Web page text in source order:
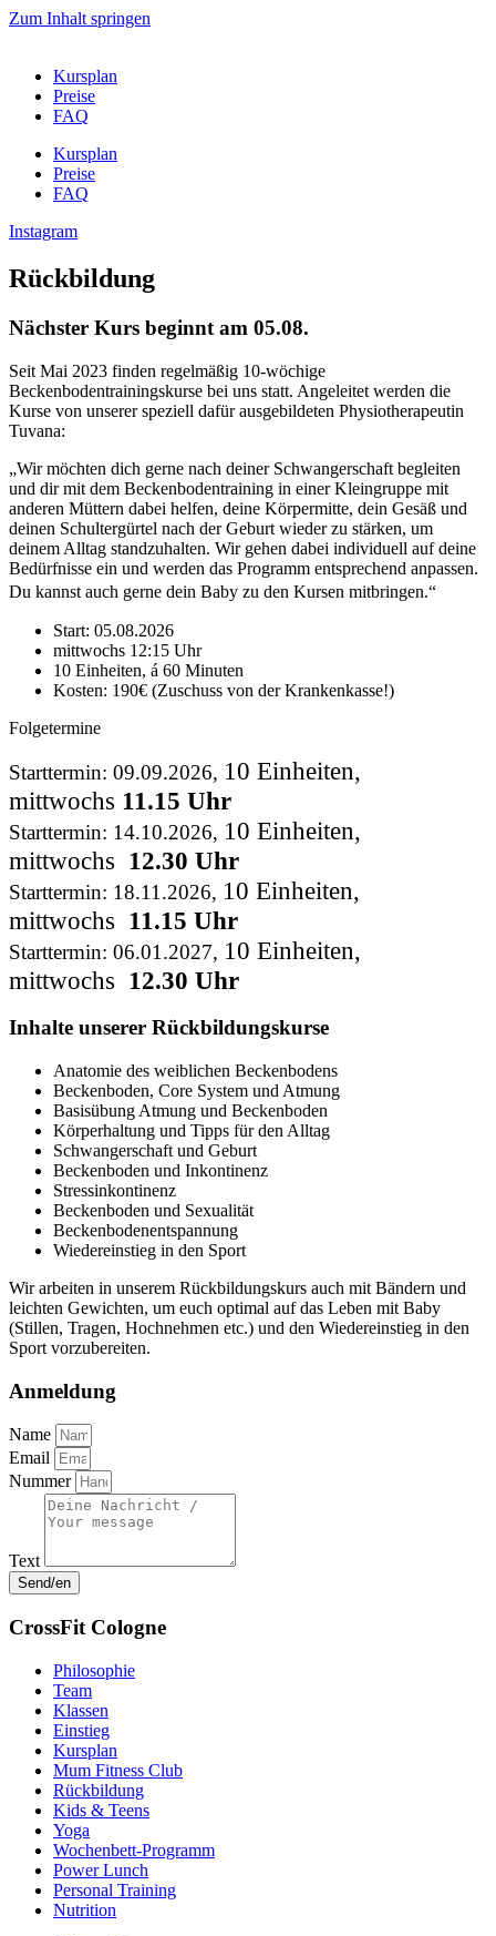
Zum Inhalt springen
Kursplan
Preise
FAQ
Kursplan
Preise
FAQ
Instagram
Rückbildung
Nächster Kurs beginnt am 05.08.
Seit Mai 2023 finden regelmäßig 10-wöchige
Beckenbodentrainingskurse bei uns statt. Angeleitet werden die
Kurse von unserer speziell dafür ausgebildeten Physiotherapeutin
Tuvana:
„Wir möchten dich gerne nach deiner Schwangerschaft begleiten
und dir mit dem Beckenbodentraining in einer Kleingruppe mit
anderen Müttern dabei helfen, deine Körpermitte, dein Gesäß und
deinen Schultergürtel nach der Geburt wieder zu stärken, um
deinem Alltag standzuhalten. Wir gehen dabei individuell auf deine
Bedürfnisse ein und werden das Programm entsprechend anpassen.
Du kannst auch gerne dein Baby zu den Kursen mitbringen.“
Start: 05.08.2026
mittwochs 12:15 Uhr
10 Einheiten, á 60 Minuten
Kosten: 190€ (Zuschuss von der Krankenkasse!)
Folgetermine
Starttermin: 09.09.2026, 10 Einheiten,
mittwochs 11.15 Uhr
Starttermin: 14.10.2026, 10 Einheiten,
mittwochs 12.30 Uhr
Starttermin: 18.11.2026, 10 Einheiten,
mittwochs 11.15 Uhr
Starttermin: 06.01.2027, 10 Einheiten,
mittwochs 12.30 Uhr
Inhalte unserer Rückbildungskurse
Anatomie des weiblichen Beckenbodens
Beckenboden, Core System und Atmung
Basisübung Atmung und Beckenboden
Körperhaltung und Tipps für den Alltag
Schwangerschaft und Geburt
Beckenboden und Inkontinenz
Stressinkontinenz
Beckenboden und Sexualität
Beckenbodenentspannung
Wiedereinstieg in den Sport
Wir arbeiten in unserem Rückbildungskurs auch mit Bändern und
leichten Gewichten, um euch optimal auf das Leben mit Baby
(Stillen, Tragen, Hochnehmen etc.) und den Wiedereinstieg in den
Sport vorzubereiten.
Anmeldung
Name
Email
Nummer
Text
Send/en
CrossFit Cologne
Philosophie
Team
Klassen
Einstieg
Kursplan
Mum Fitness Club
Rückbildung
Kids & Teens
Yoga
Wochenbett-Programm
Power Lunch
Personal Training
Nutrition